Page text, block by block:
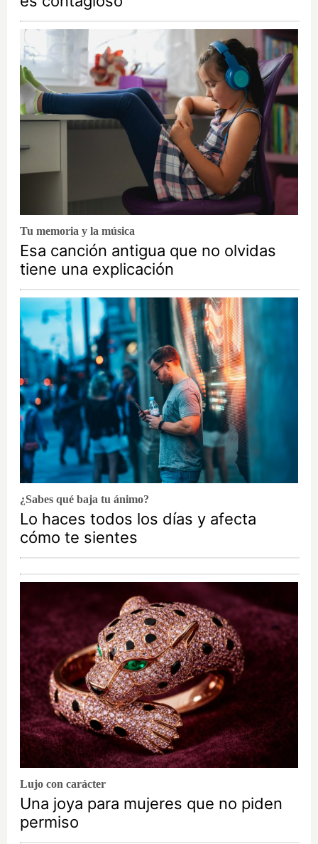
Tu memoria y la música
Esa canción antigua que no olvidas
tiene una explicación
¿Sabes qué baja tu ánimo?
Lo haces todos los días y afecta
cómo te sientes
Lujo con carácter
Una joya para mujeres que no piden
permiso